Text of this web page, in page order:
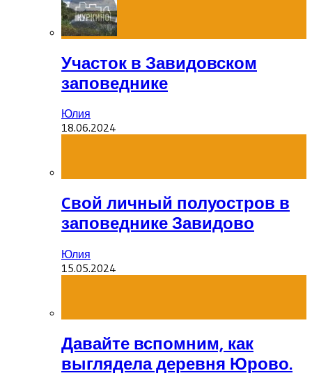
Участок в Завидовском
заповеднике
Юлия
18.06.2024
Cвой личный полуостров в
заповеднике Завидово
Юлия
15.05.2024
Давайте вспомним, как
выглядела деревня Юрово.